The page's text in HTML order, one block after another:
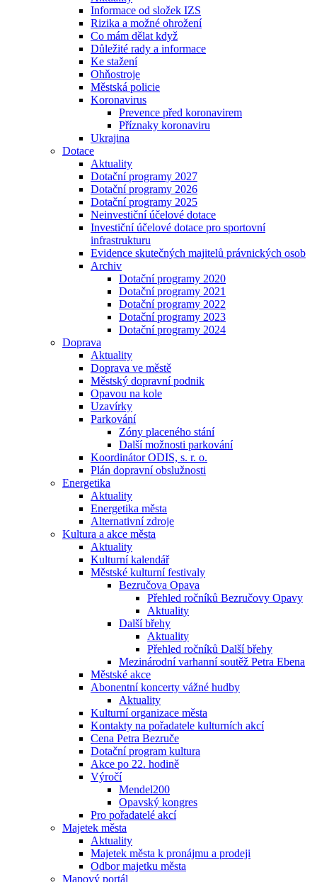
Informace od složek IZS
Rizika a možné ohrožení
Co mám dělat když
Důležité rady a informace
Ke stažení
Ohňostroje
Městská policie
Koronavirus
Prevence před koronavirem
Příznaky koronaviru
Ukrajina
Dotace
Aktuality
Dotační programy 2027
Dotační programy 2026
Dotační programy 2025
Neinvestiční účelové dotace
Investiční účelové dotace pro sportovní
infrastrukturu
Evidence skutečných majitelů právnických osob
Archiv
Dotační programy 2020
Dotační programy 2021
Dotační programy 2022
Dotační programy 2023
Dotační programy 2024
Doprava
Aktuality
Doprava ve městě
Městský dopravní podnik
Opavou na kole
Uzavírky
Parkování
Zóny placeného stání
Další možnosti parkování
Koordinátor ODIS, s. r. o.
Plán dopravní obslužnosti
Energetika
Aktuality
Energetika města
Alternativní zdroje
Kultura a akce města
Aktuality
Kulturní kalendář
Městské kulturní festivaly
Bezručova Opava
Přehled ročníků Bezručovy Opavy
Aktuality
Další břehy
Aktuality
Přehled ročníků Další břehy
Mezinárodní varhanní soutěž Petra Ebena
Městské akce
Abonentní koncerty vážné hudby
Aktuality
Kulturní organizace města
Kontakty na pořadatele kulturních akcí
Cena Petra Bezruče
Dotační program kultura
Akce po 22. hodině
Výročí
Mendel200
Opavský kongres
Pro pořadatelé akcí
Majetek města
Aktuality
Majetek města k pronájmu a prodeji
Odbor majetku města
Mapový portál